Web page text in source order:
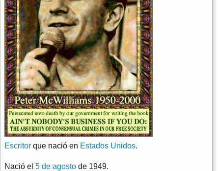
Escritor que nació en Estados Unidos.
Nació el 5 de agosto de 1949.